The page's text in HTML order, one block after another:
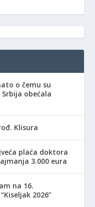
o čemu su
obećala
Klisura
plaća doktora
3.000 eura
na 16.
2026”